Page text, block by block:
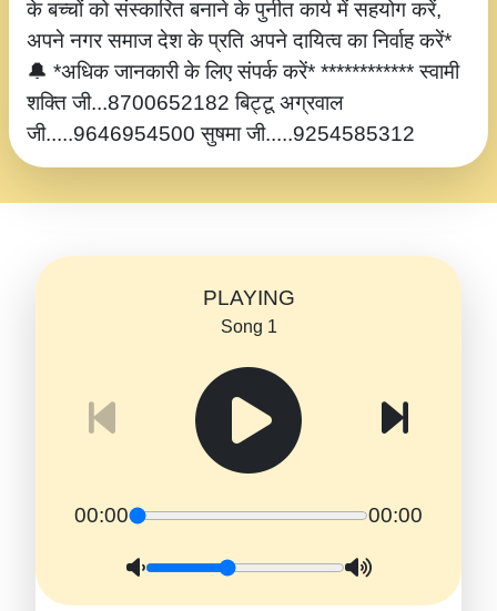
के बच्चों को संस्कारित बनाने के पुनीत कार्य में सहयोग करें,
अपने नगर समाज देश के प्रति अपने दायित्व का निर्वाह करें*
🔔 *अधिक जानकारी के लिए संपर्क करें* ************ स्वामी
शक्ति जी...8700652182 बिट्टू अग्रवाल
जी.....9646954500 सुषमा जी.....9254585312
PLAYING
Song 1
00:00 00:00